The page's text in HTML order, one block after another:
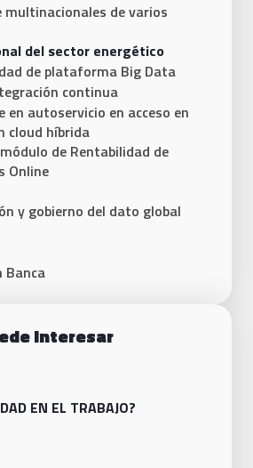
multinacionales de varios
del sector energético
de plataforma Big Data
continua
en autoservicio en acceso en
cloud híbrida
de Rentabilidad de
Online
y gobierno del dato global
Banca
interesar
EN EL TRABAJO?